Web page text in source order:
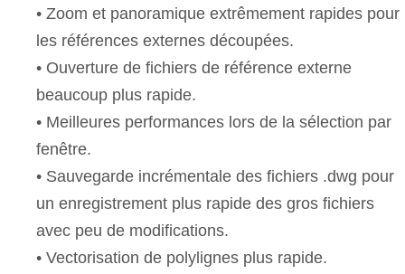
• Zoom et panoramique extrêmement rapides pour
les références externes découpées.
• Ouverture de fichiers de référence externe
beaucoup plus rapide.
• Meilleures performances lors de la sélection par
fenêtre.
• Sauvegarde incrémentale des fichiers .dwg pour
un enregistrement plus rapide des gros fichiers
avec peu de modifications.
• Vectorisation de polylignes plus rapide.